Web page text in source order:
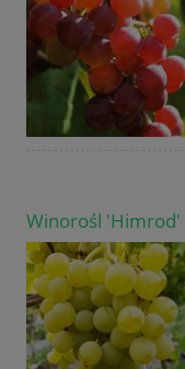
Winorośl 'Himrod'